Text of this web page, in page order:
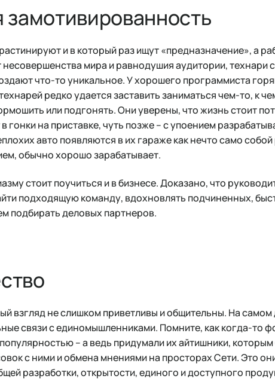
замотивированность
и в который раз ищут «предназначение», а
мира и равнодушия аудитории, технари
что-то уникальное. У хорошего программиста
редко удается заставить заниматься чем-то, к
или подгонять. Они уверены, что жизнь стоит
гонки на приставке, чуть позже – с упоением
авто появляются в их гараже как нечто само
обычно хорошо зарабатывает.
стоит поучиться и в бизнесе. Доказано, что
подходящую команду, вдохновлять подчиненных,
подбирать деловых партнеров.
взгляд не слишком приветливы и общительны. На
связи с единомышленниками. Помните, как когда-то
– а ведь придумали их айтишники,
с ними и обмена мнениями на просторах Сети. Это
разработки, открытости, единого и доступного